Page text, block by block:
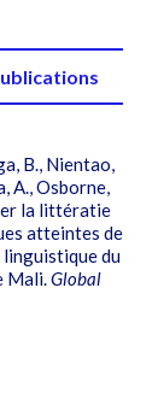
B., Nientao,
A., Osborne,
la littératie
atteintes de
du
Mali.Global